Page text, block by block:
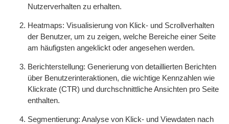
Nutzerverhalten zu erhalten.
Heatmaps: Visualisierung von Klick- und Scrollverhalten
der Benutzer, um zu zeigen, welche Bereiche einer Seite
am häufigsten angeklickt oder angesehen werden.
Berichterstellung: Generierung von detaillierten Berichten
über Benutzerinteraktionen, die wichtige Kennzahlen wie
Klickrate (CTR) und durchschnittliche Ansichten pro Seite
enthalten.
Segmentierung: Analyse von Klick- und Viewdaten nach